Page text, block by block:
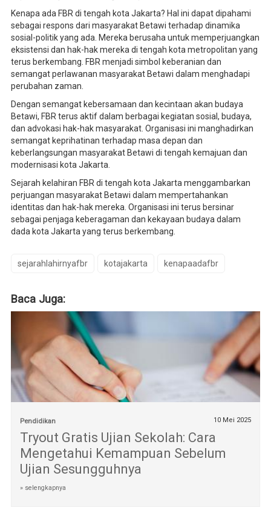
Kenapa ada FBR di tengah kota Jakarta? Hal ini dapat dipahami
sebagai respons dari masyarakat Betawi terhadap dinamika
sosial-politik yang ada. Mereka berusaha untuk memperjuangkan
eksistensi dan hak-hak mereka di tengah kota metropolitan yang
terus berkembang. FBR menjadi simbol keberanian dan
semangat perlawanan masyarakat Betawi dalam menghadapi
perubahan zaman.
Dengan semangat kebersamaan dan kecintaan akan budaya
Betawi, FBR terus aktif dalam berbagai kegiatan sosial, budaya,
dan advokasi hak-hak masyarakat. Organisasi ini manghadirkan
semangat keprihatinan terhadap masa depan dan
keberlangsungan masyarakat Betawi di tengah kemajuan dan
modernisasi kota Jakarta.
Sejarah kelahiran FBR di tengah kota Jakarta menggambarkan
perjuangan masyarakat Betawi dalam mempertahankan
identitas dan hak-hak mereka. Organisasi ini terus bersinar
sebagai penjaga keberagaman dan kekayaan budaya dalam
dada kota Jakarta yang terus berkembang.
sejarahlahirnyafbr kotajakarta kenapaadafbr
Baca Juga:
Pendidikan 10 Mei 2025
Tryout Gratis Ujian Sekolah: Cara
Mengetahui Kemampuan Sebelum
Ujian Sesungguhnya
» selengkapnya